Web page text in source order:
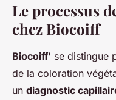
Le processus
chez Biocoiff
Biocoiff' se distingue
de la coloration
un diagnostic